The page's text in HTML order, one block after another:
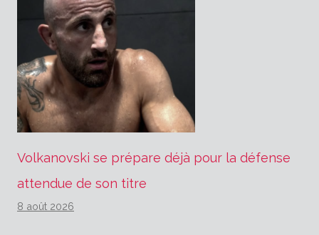
Volkanovski se prépare déjà pour la défense
attendue de son titre
8 août 2026